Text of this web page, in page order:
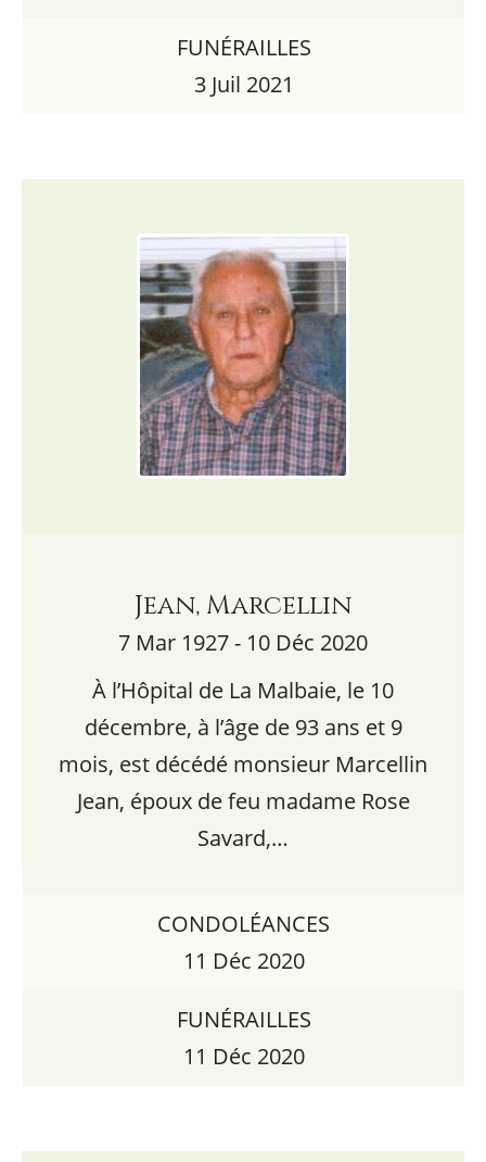
FUNÉRAILLES
3 Juil 2021
Jean, Marcellin
7 Mar 1927 - 10 Déc 2020
À l’Hôpital de La Malbaie, le 10
décembre, à l’âge de 93 ans et 9
mois, est décédé monsieur Marcellin
Jean, époux de feu madame Rose
Savard,…
CONDOLÉANCES
11 Déc 2020
FUNÉRAILLES
11 Déc 2020